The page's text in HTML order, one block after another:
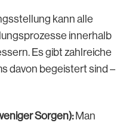
kann alle
innerhalb
Es gibt zahlreiche
davon begeistert sind –
Sorgen):Man